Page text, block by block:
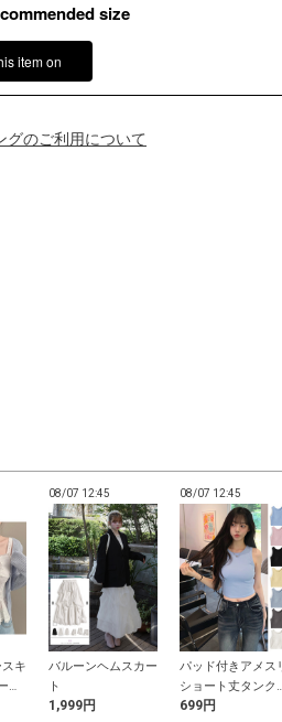
size
item on
グのご利用について
キ
デ
ル
08/07 12:45
バルーンヘムスカー
ト
1,999円
08/07 12:45
パッド付きアメス
ショート丈タンク
ップ
699円